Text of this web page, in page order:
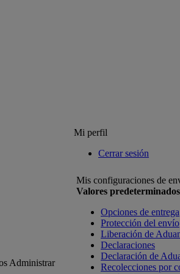
Mi perfil
Cerrar sesión
Administrar
Mis configuraciones de
Valores
Opciones de entrega
Protección del envío
Liberación de
Declaraciones
Declaración de
Recolecciones por